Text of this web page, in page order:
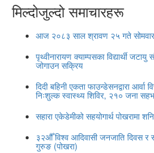
मिल्दोजुल्दो समाचारहरू
आज २०८३ साल श्रावण २५ गते
पृथ्वीनारायण क्याम्पसका विद्यार्थी
जोगाउन सक्रिय
दिदी बहिनी एकता फाउन्डेसनद्वारा
निःशुल्क स्वास्थ्य शिविर, २१० जना
सहारा एकेडेमीको सहयोगार्थ पोखरामा
३२औँ विश्व आदिवासी जनजाति दिवस र
गुरुङ (पोखरा)